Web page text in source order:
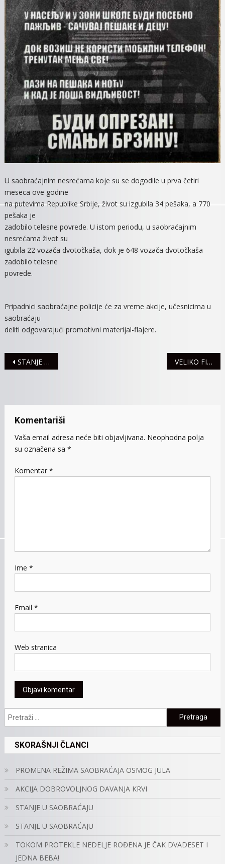
U saobraćajnim nesrećama koje su se dogodile u prva četiri
meseca ove godine
na putevima Republike Srbije, život su izgubila 34 pešaka, a 770
pešaka je
zadobilo telesne povrede. U istom periodu, u saobraćajnim
nesrećama život su
igubila 22 vozača dvotočkaša, dok je 648 vozača dvotočkaša
zadobilo telesne
povrede.
Pripadnici saobraćajne policije će za vreme akcije, učesnicima u
saobraćaju
deliti odgovarajući promotivni materijal-flajere.
Navigacija
STANJE NA PUTEVIMA VELIKO FINALE KVIZA “ŠTA ZNAŠ O BRANKU ĆOPIĆU?”
Komentariši
Vaša email adresa neće biti objavljivana. Neophodna polja
su označena sa *
Komentar *
Ime *
Email *
Web stranica
Pretraga:
SKORAŠNJI ČLANCI
PROMENA REŽIMA SAOBRAĆAJA OSMOG JULA
AKCIJA DOBROVOLJNOG DAVANJA KRVI
STANJE U SAOBRAĆAJU
STANJE U SAOBRAĆAJU
TOKOM PROTEKLE NEDELJE ROĐENA JE ČAK DVADESET I
JEDNA BEBA!